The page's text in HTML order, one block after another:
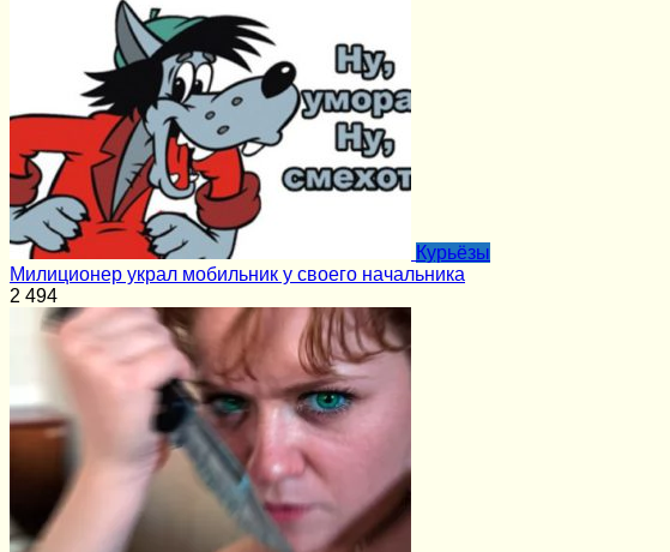
Курьёзы
Милиционер украл мобильник у своего начальника
2 494